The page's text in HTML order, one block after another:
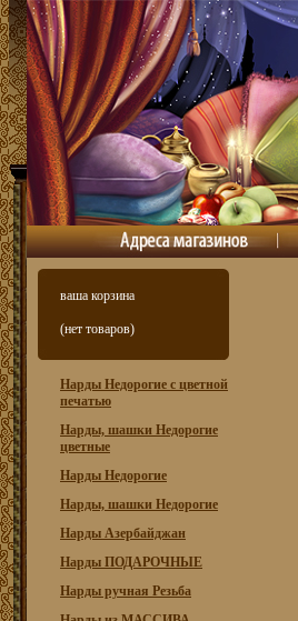
ваша корзина
(нет товаров)
Нарды Недорогие с цветной
печатью
Нарды, шашки Недорогие
цветные
Нарды Недорогие
Нарды, шашки Недорогие
Нарды Азербайджан
Нарды ПОДАРОЧНЫЕ
Нарды ручная Резьба